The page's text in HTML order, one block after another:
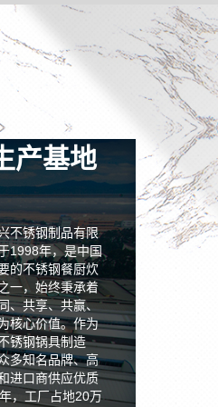
产基地
不锈钢制品有限
1998年，是中国
的不锈钢餐厨炊
一，始终秉承着
、共享、共赢、
核心价值。作为
锈钢锅具制造
多知名品牌、高
进口商供应优质
，工厂占地20万